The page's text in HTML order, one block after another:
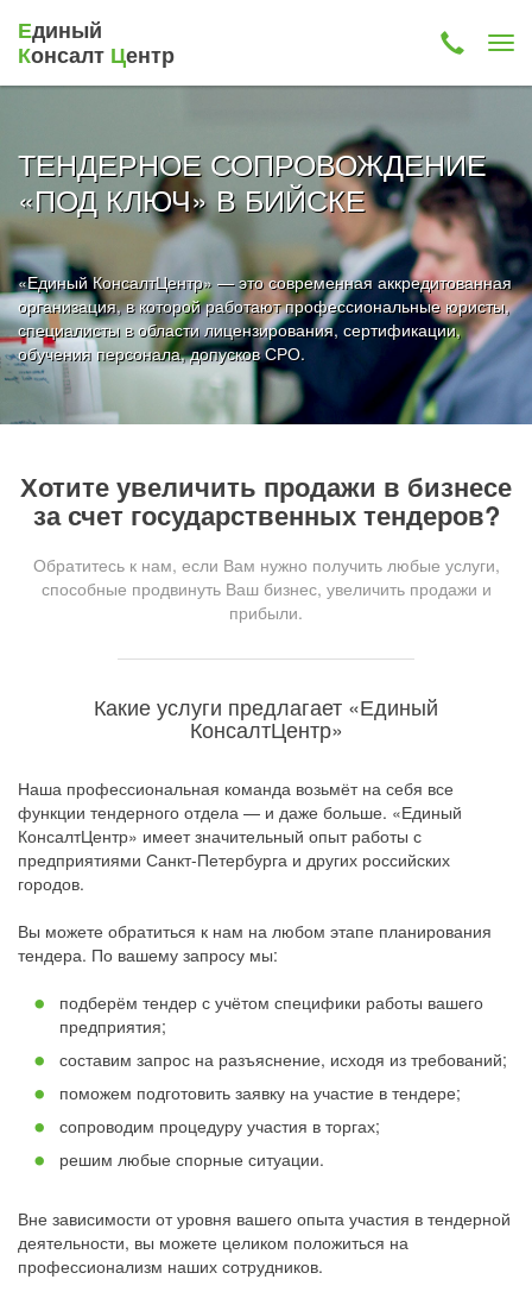
Единый
Консалт Центр
ТЕНДЕРНОЕ СОПРОВОЖДЕНИЕ
«ПОД КЛЮЧ» В БИЙСКЕ
«Единый КонсалтЦентр» — это современная аккредитованная
организация, в которой работают профессиональные юристы,
специалисты в области лицензирования, сертификации,
обучения персонала, допусков СРО.
Хотите увеличить продажи в бизнесе
за счет государственных тендеров?
Обратитесь к нам, если Вам нужно получить любые услуги,
способные продвинуть Ваш бизнес, увеличить продажи и
прибыли.
Какие услуги предлагает «Единый
КонсалтЦентр»
Наша профессиональная команда возьмёт на себя все
функции тендерного отдела — и даже больше. «Единый
КонсалтЦентр» имеет значительный опыт работы с
предприятиями Санкт-Петербурга и других российских
городов.
Вы можете обратиться к нам на любом этапе планирования
тендера. По вашему запросу мы:
подберём тендер с учётом специфики работы вашего
предприятия;
составим запрос на разъяснение, исходя из требований;
поможем подготовить заявку на участие в тендере;
сопроводим процедуру участия в торгах;
решим любые спорные ситуации.
Вне зависимости от уровня вашего опыта участия в тендерной
деятельности, вы можете целиком положиться на
профессионализм наших сотрудников.